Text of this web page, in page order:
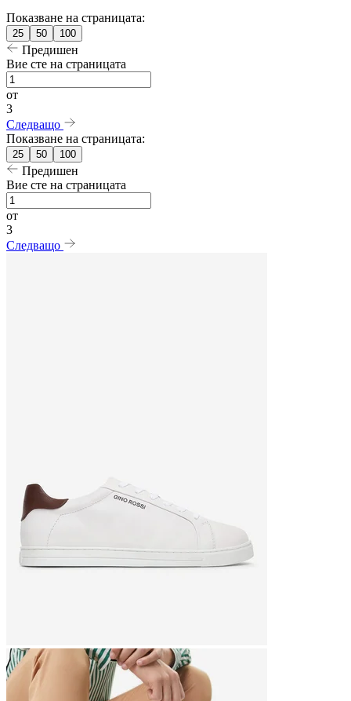
Показване на страницата:
25 50 100
Предишен
Вие сте на страницата
от
3
Следващо
Показване на страницата:
25 50 100
Предишен
Вие сте на страницата
от
3
Следващо